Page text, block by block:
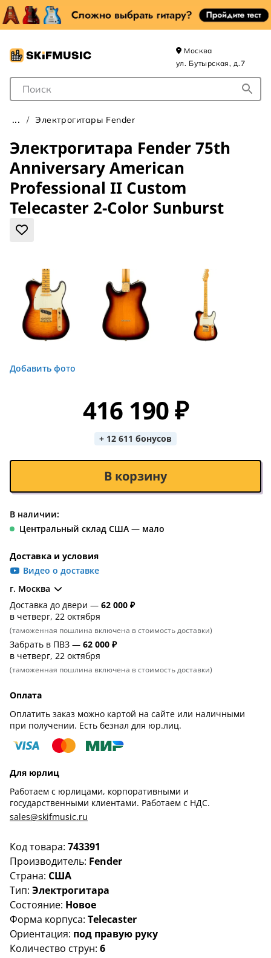
Поле для Поиска
Москва
ул. Бутырская, д.7
Электрогитары Fender
Электрогитара Fender 75th
Anniversary American
Professional II Custom
Telecaster 2-Color Sunburst
Добавить фото
Код товара: 743391
Производитель: Fender
Страна: США
Тип: Электрогитара
Состояние: Новое
Форма корпуса: Telecaster
Ориентация: под правую руку
Количество струн: 6
416 190 ₽
+ 12 611 бонусов
В корзину
В наличии:
Центральный склад США — мало
Доставка и условия
Видео о доставке
г. Москва
Доставка до двери — 62 000 ₽
в четверг, 22 октября
(таможенная пошлина включена в стоимость доставки)
Забрать в ПВЗ — 62 000 ₽
в четверг, 22 октября
(таможенная пошлина включена в стоимость доставки)
Оплата
Оплатить заказ можно картой на сайте или наличными
при получении. Есть безнал для юр.лиц.
Для юрлиц
Работаем с юрлицами, корпоративными и
государственными клиентами. Работаем с НДС.
sales@skifmusic.ru